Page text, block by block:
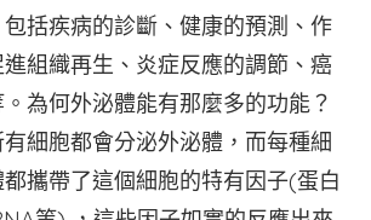
括疾病的診斷、健康的預測、作
組織再生、炎症反應的調節、癌
為何外泌體能有那麼多的功能？
細胞都會分泌外泌體，而每種細
攜帶了這個細胞的特有因子(蛋白